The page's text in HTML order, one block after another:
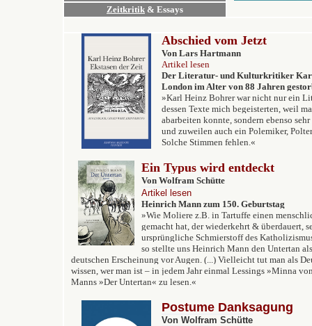
Zeitkritik & Essays
Abschied vom Jetzt
Von Lars Hartmann
Artikel lesen
Der Literatur- und Kulturkritiker
London im Alter von 88 Jahren
»Karl Heinz Bohrer war nicht nur ein
dessen Texte mich begeisterten, weil
abarbeiten konnte, sondern ebenso
und zuweilen auch ein Polemiker,
Solche Stimmen fehlen.«
Ein Typus wird entdeckt
Von Wolfram Schütte
Artikel lesen
Heinrich Mann zum 150. Geburtstag
»Wie Moliere z.B. in Tartuffe einen
gemacht hat, der wiederkehrt & überdauert,
ursprüngliche Schmierstoff des
so stellte uns Heinrich Mann den Untertan
deutschen Erscheinung vor Augen. (...) Vielleicht tut man als
wissen, wer man ist – in jedem Jahr einmal Lessings »Minna
Manns »Der Untertan« zu lesen.«
Postume Danksagung
Von Wolfram Schütte